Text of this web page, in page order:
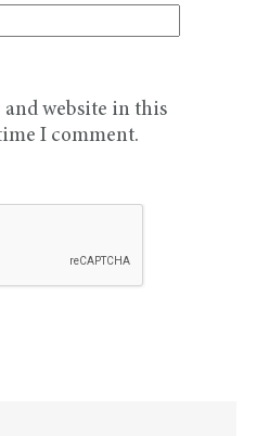
and website in this
I comment.